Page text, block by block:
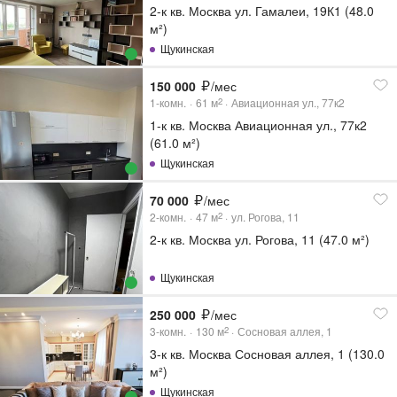
2-к кв. Москва ул. Гамалеи, 19К1 (48.0
м²)
Щукинская
150 000 /мес
1-комн. 61 м2 Авиационная ул., 77к2
1-к кв. Москва Авиационная ул., 77к2
(61.0 м²)
Щукинская
70 000 /мес
2-комн. 47 м2 ул. Рогова, 11
2-к кв. Москва ул. Рогова, 11 (47.0 м²)
Щукинская
250 000 /мес
3-комн. 130 м2 Сосновая аллея, 1
3-к кв. Москва Сосновая аллея, 1 (130.0
м²)
Щукинская